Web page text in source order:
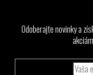
Odoberajte novinky a